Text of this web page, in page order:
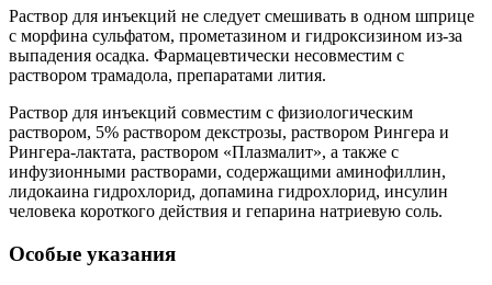
Раствор для инъекций не следует смешивать в одном шприце
с морфина сульфатом, прометазином и гидроксизином из-за
выпадения осадка. Фармацевтически несовместим с
раствором трамадола, препаратами лития.
Раствор для инъекций совместим с физиологическим
раствором, 5% раствором декстрозы, раствором Рингера и
Рингера-лактата, раствором «Плазмалит», а также с
инфузионными растворами, содержащими аминофиллин,
лидокаина гидрохлорид, допамина гидрохлорид, инсулин
человека короткого действия и гепарина натриевую соль.
Особые указания